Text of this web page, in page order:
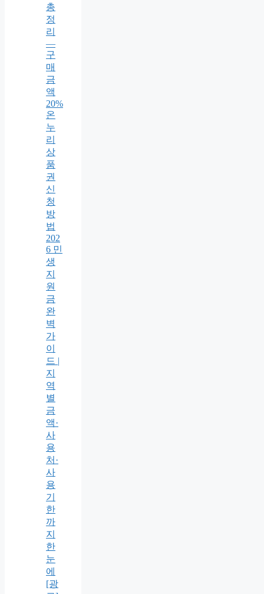
총
정
리
—
구
매
금
액
20%
온
누
리
상
품
권
신
청
방
법
202
6 민
생
지
원
금
완
벽
가
이
드 |
지
역
별
금
액·
사
용
처·
사
용
기
한
까
지
한
눈
에
[광